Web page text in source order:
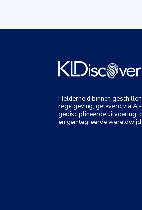
Helderheid binnen
regelgeving, geleverd via
gedisciplineerde uitvoering,
en geïntegreerde